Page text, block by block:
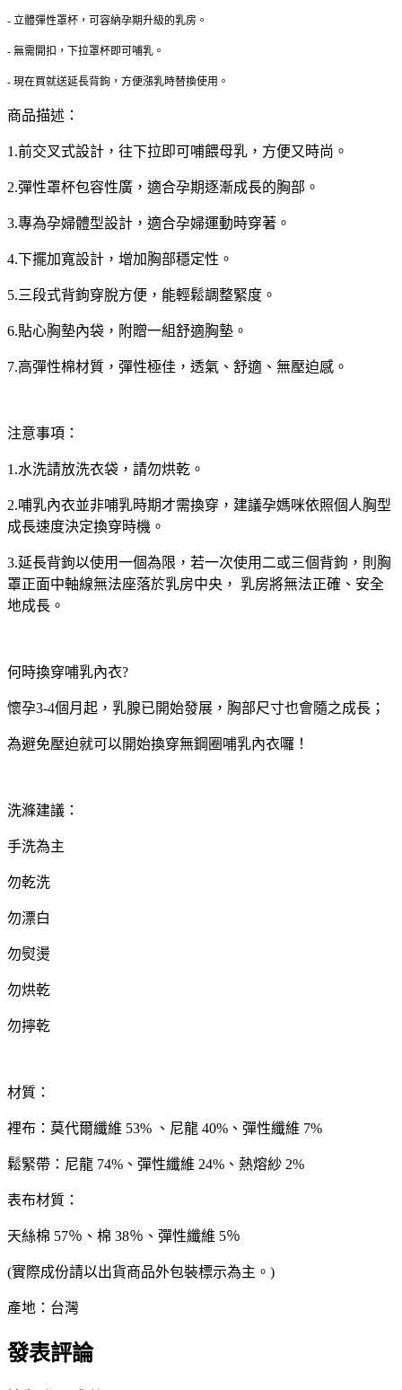
- 立體彈性罩杯，可容納孕期升級的乳房。
- 無需開扣，下拉罩杯即可哺乳。
- 現在買就送延長背鉤，方便漲乳時替換使用。
商品描述：
1.前交叉式設計，往下拉即可哺餵母乳，方便又時尚。
2.彈性罩杯包容性廣，適合孕期逐漸成長的胸部。
3.專為孕婦體型設計，適合孕婦運動時穿著。
4.下擺加寬設計，增加胸部穩定性。
5.三段式背鉤穿脫方便，能輕鬆調整緊度。
6.貼心胸墊內袋，附贈一組舒適胸墊。
7.高彈性棉材質，彈性極佳，透氣、舒適、無壓迫感。
注意事項：
1.水洗請放洗衣袋，請勿烘乾。
2.哺乳內衣並非哺乳時期才需換穿，建議孕媽咪依照個人胸型
成長速度決定換穿時機。
3.延長背鉤以使用一個為限，若一次使用二或三個背鉤，則胸
罩正面中軸線無法座落於乳房中央， 乳房將無法正確、安全
地成長。
何時換穿哺乳內衣?
懷孕3-4個月起，乳腺已開始發展，胸部尺寸也會隨之成長；
為避免壓迫就可以開始換穿無鋼圈哺乳內衣囉！
洗滌建議：
手洗為主
勿乾洗
勿漂白
勿熨燙
勿烘乾
勿擰乾
材質：
裡布：莫代爾纖維 53% 、尼龍 40%、彈性纖維 7%
鬆緊帶：尼龍 74%、彈性纖維 24%、熱熔紗 2%
表布材質：
天絲棉 57％、棉 38％、彈性纖維 5％
(實際成份請以出貨商品外包裝標示為主。)
產地：台灣
發表評論